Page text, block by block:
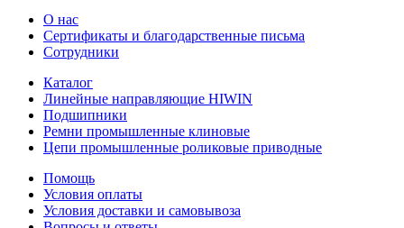
О нас
Сертификаты и благодарственные письма
Сотрудники
Каталог
Линейные направляющие HIWIN
Подшипники
Ремни промышленные клиновые
Цепи промышленные роликовые приводные
Помощь
Условия оплаты
Условия доставки и самовывоза